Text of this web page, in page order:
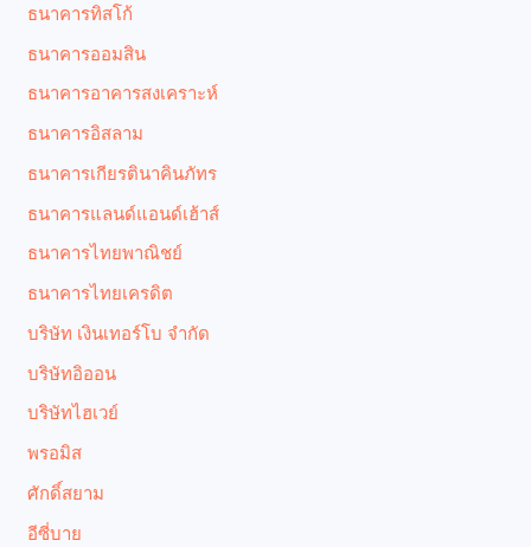
ธนาคารทิสโก้
ธนาคารออมสิน
ธนาคารอาคารสงเคราะห์
ธนาคารอิสลาม
ธนาคารเกียรตินาคินภัทร
ธนาคารแลนด์แอนด์เฮ้าส์
ธนาคารไทยพาณิชย์
ธนาคารไทยเครดิต
บริษัท เงินเทอร์โบ จำกัด
บริษัทอิออน
บริษัทไฮเวย์
พรอมิส
ศักดิ์สยาม
อีซี่บาย